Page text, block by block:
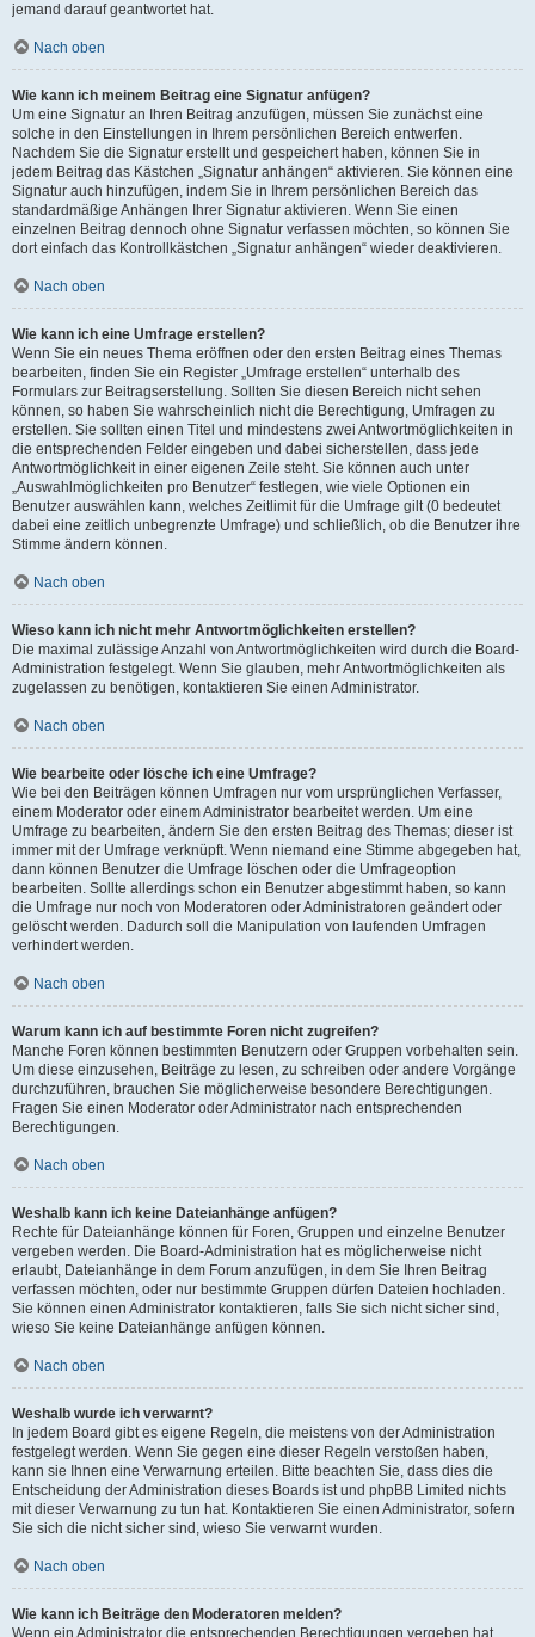
jemand darauf geantwortet hat.
Nach oben
Wie kann ich meinem Beitrag eine Signatur anfügen?
Um eine Signatur an Ihren Beitrag anzufügen, müssen Sie zunächst eine
solche in den Einstellungen in Ihrem persönlichen Bereich entwerfen.
Nachdem Sie die Signatur erstellt und gespeichert haben, können Sie in
jedem Beitrag das Kästchen „Signatur anhängen“ aktivieren. Sie können eine
Signatur auch hinzufügen, indem Sie in Ihrem persönlichen Bereich das
standardmäßige Anhängen Ihrer Signatur aktivieren. Wenn Sie einen
einzelnen Beitrag dennoch ohne Signatur verfassen möchten, so können Sie
dort einfach das Kontrollkästchen „Signatur anhängen“ wieder deaktivieren.
Nach oben
Wie kann ich eine Umfrage erstellen?
Wenn Sie ein neues Thema eröffnen oder den ersten Beitrag eines Themas
bearbeiten, finden Sie ein Register „Umfrage erstellen“ unterhalb des
Formulars zur Beitragserstellung. Sollten Sie diesen Bereich nicht sehen
können, so haben Sie wahrscheinlich nicht die Berechtigung, Umfragen zu
erstellen. Sie sollten einen Titel und mindestens zwei Antwortmöglichkeiten in
die entsprechenden Felder eingeben und dabei sicherstellen, dass jede
Antwortmöglichkeit in einer eigenen Zeile steht. Sie können auch unter
„Auswahlmöglichkeiten pro Benutzer“ festlegen, wie viele Optionen ein
Benutzer auswählen kann, welches Zeitlimit für die Umfrage gilt (0 bedeutet
dabei eine zeitlich unbegrenzte Umfrage) und schließlich, ob die Benutzer ihre
Stimme ändern können.
Nach oben
Wieso kann ich nicht mehr Antwortmöglichkeiten erstellen?
Die maximal zulässige Anzahl von Antwortmöglichkeiten wird durch die Board-
Administration festgelegt. Wenn Sie glauben, mehr Antwortmöglichkeiten als
zugelassen zu benötigen, kontaktieren Sie einen Administrator.
Nach oben
Wie bearbeite oder lösche ich eine Umfrage?
Wie bei den Beiträgen können Umfragen nur vom ursprünglichen Verfasser,
einem Moderator oder einem Administrator bearbeitet werden. Um eine
Umfrage zu bearbeiten, ändern Sie den ersten Beitrag des Themas; dieser ist
immer mit der Umfrage verknüpft. Wenn niemand eine Stimme abgegeben hat,
dann können Benutzer die Umfrage löschen oder die Umfrageoption
bearbeiten. Sollte allerdings schon ein Benutzer abgestimmt haben, so kann
die Umfrage nur noch von Moderatoren oder Administratoren geändert oder
gelöscht werden. Dadurch soll die Manipulation von laufenden Umfragen
verhindert werden.
Nach oben
Warum kann ich auf bestimmte Foren nicht zugreifen?
Manche Foren können bestimmten Benutzern oder Gruppen vorbehalten sein.
Um diese einzusehen, Beiträge zu lesen, zu schreiben oder andere Vorgänge
durchzuführen, brauchen Sie möglicherweise besondere Berechtigungen.
Fragen Sie einen Moderator oder Administrator nach entsprechenden
Berechtigungen.
Nach oben
Weshalb kann ich keine Dateianhänge anfügen?
Rechte für Dateianhänge können für Foren, Gruppen und einzelne Benutzer
vergeben werden. Die Board-Administration hat es möglicherweise nicht
erlaubt, Dateianhänge in dem Forum anzufügen, in dem Sie Ihren Beitrag
verfassen möchten, oder nur bestimmte Gruppen dürfen Dateien hochladen.
Sie können einen Administrator kontaktieren, falls Sie sich nicht sicher sind,
wieso Sie keine Dateianhänge anfügen können.
Nach oben
Weshalb wurde ich verwarnt?
In jedem Board gibt es eigene Regeln, die meistens von der Administration
festgelegt werden. Wenn Sie gegen eine dieser Regeln verstoßen haben,
kann sie Ihnen eine Verwarnung erteilen. Bitte beachten Sie, dass dies die
Entscheidung der Administration dieses Boards ist und phpBB Limited nichts
mit dieser Verwarnung zu tun hat. Kontaktieren Sie einen Administrator, sofern
Sie sich die nicht sicher sind, wieso Sie verwarnt wurden.
Nach oben
Wie kann ich Beiträge den Moderatoren melden?
Wenn ein Administrator die entsprechenden Berechtigungen vergeben hat,